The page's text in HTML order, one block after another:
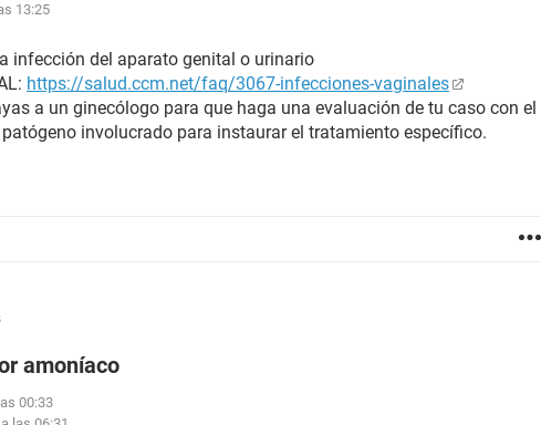
13:25
infección del aparato genital o urinario
https://salud.ccm.net/faq/3067-infecciones-vaginales
a un ginecólogo para que haga una evaluación de tu caso con el
involucrado para instaurar el tratamiento específico.
amoníaco
00:33